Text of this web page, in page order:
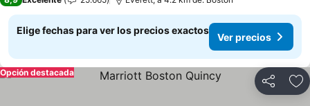
Elige fechas para ver los precios exactos
Ver precios
Compartir
Opción destacada